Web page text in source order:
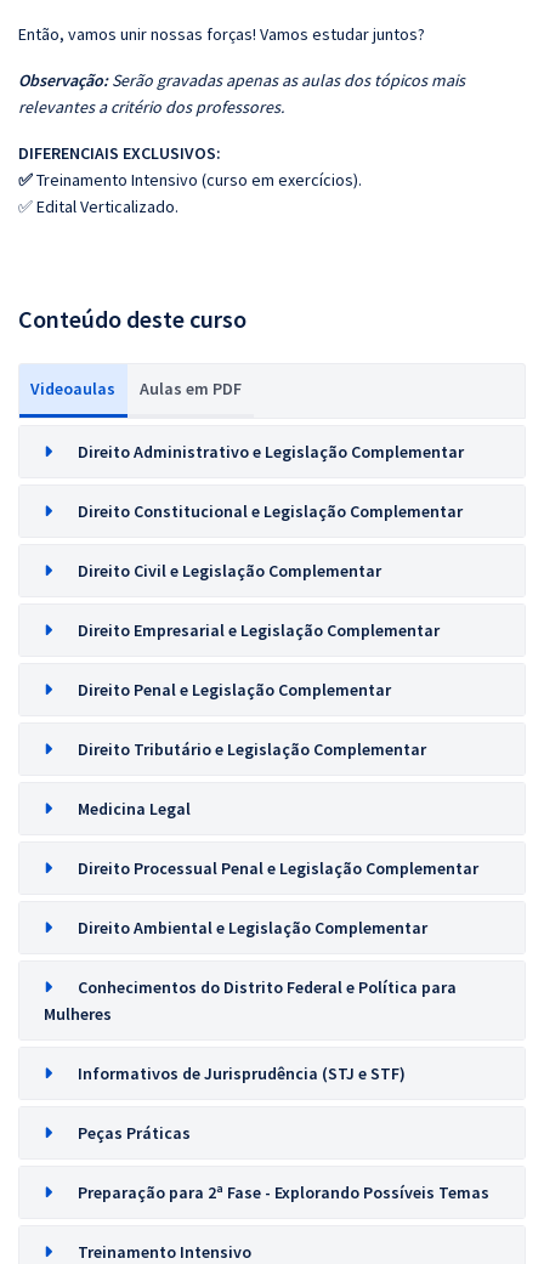
Então, vamos unir nossas forças! Vamos estudar juntos?
Observação:Serão gravadas apenas as aulas dos tópicos mais
relevantes a critério dos professores.
DIFERENCIAIS EXCLUSIVOS:
✅Treinamento Intensivo (curso em exercícios).
✅ Edital Verticalizado.
Conteúdo deste curso
Videoaulas Aulas em PDF
Direito Administrativo e Legislação Complementar
Direito Constitucional e Legislação Complementar
Direito Civil e Legislação Complementar
Direito Empresarial e Legislação Complementar
Direito Penal e Legislação Complementar
Direito Tributário e Legislação Complementar
Medicina Legal
Direito Processual Penal e Legislação Complementar
Direito Ambiental e Legislação Complementar
Conhecimentos do Distrito Federal e Política para
Mulheres
Informativos de Jurisprudência (STJ e STF)
Peças Práticas
Preparação para 2ª Fase - Explorando Possíveis Temas
Treinamento Intensivo